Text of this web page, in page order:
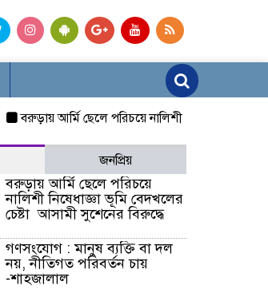
বরুড়ায় আর্মি ছেলে পরিচয়ে নালিশী নিষেধাজ্ঞা ভূমি
জনপ্রিয়
বরুড়ায় আর্মি ছেলে পরিচয়ে
নালিশী নিষেধাজ্ঞা ভূমি বেদখলের
চেষ্টা আসামী সুশেনের বিরুদ্ধে
গণসংযোগ : মানুষ ব্যক্তি বা দল
নয়, নীতিগত পরিবর্তন চায়
-শাহজালাল